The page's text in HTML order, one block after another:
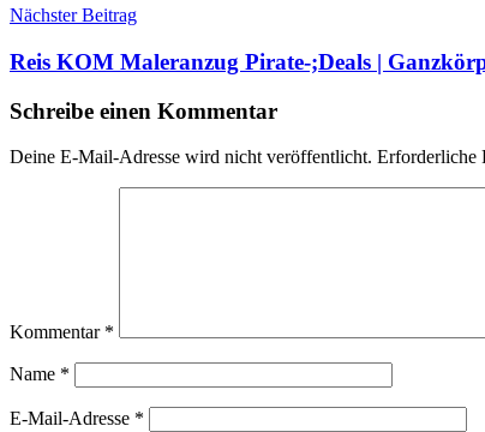
Nächster Beitrag
Reis KOM Maleranzug Pirate-;Deals |
Schreibe einen Kommentar
Deine E-Mail-Adresse wird nicht veröffentlicht. Erforderliche
Kommentar *
Name *
E-Mail-Adresse *